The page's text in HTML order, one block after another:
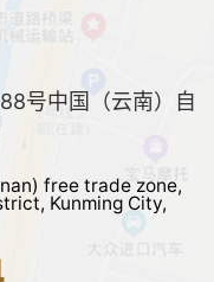
号中国（云南）自
free trade zone,
Kunming City,